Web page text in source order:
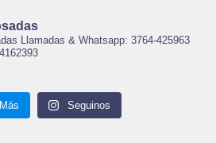
Llamadas & Whatsapp: 3764-425963
Seguinos